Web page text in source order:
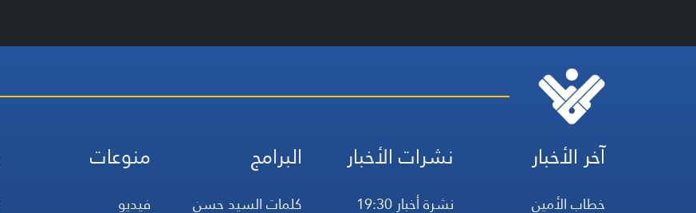
آخر الأخبار
خطاب الأمين
نشرات الأخبار
نشرة أخبار 19:30
البرامج
كلمات السيد حسن
منوعات
فيديو